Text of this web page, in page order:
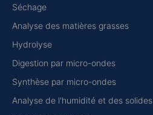
Séchage
Analyse des matières grasses
Hydrolyse
Digestion par micro-ondes
Synthèse par micro-ondes
Analyse de l'humidité et des solides